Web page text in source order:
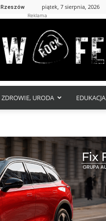
Rzeszów piątek, 7 sierpnia, 2026
Reklama
ZDROWIE, URODA EDUKACJA